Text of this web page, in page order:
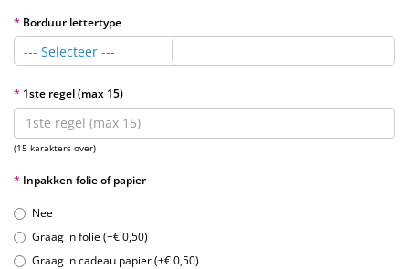
Borduur lettertype
--- Selecteer ---
1ste regel (max 15)
(15 karakters over)
Inpakken folie of papier
Nee
Graag in folie (+€ 0,50)
Graag in cadeau papier (+€ 0,50)